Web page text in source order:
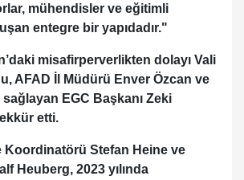
mühendisler ve eğitimli
entegre bir yapıdadır."
misafirperverlikten dolayı Vali
AFAD İl Müdürü Enver Özcan ve
EGC Başkanı Zeki
etti.
Koordinatörü Stefan Heine ve
Heuberg, 2023 yılında